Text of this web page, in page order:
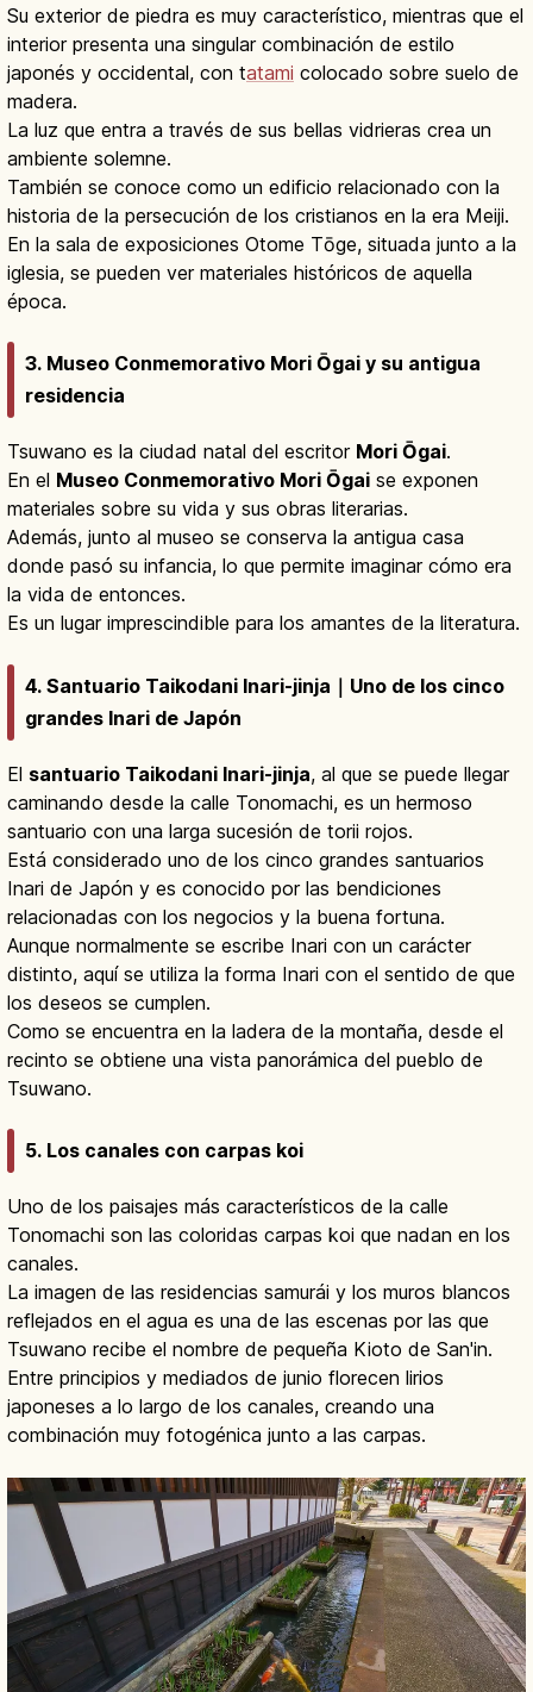
Su exterior de piedra es muy característico, mientras que el
interior presenta una singular combinación de estilo
japonés y occidental, con tatami colocado sobre suelo de
madera.
La luz que entra a través de sus bellas vidrieras crea un
ambiente solemne.
También se conoce como un edificio relacionado con la
historia de la persecución de los cristianos en la era Meiji.
En la sala de exposiciones Otome Tōge, situada junto a la
iglesia, se pueden ver materiales históricos de aquella
época.
3. Museo Conmemorativo Mori Ōgai y su antigua
residencia
Tsuwano es la ciudad natal del escritor Mori Ōgai.
En el Museo Conmemorativo Mori Ōgai se exponen
materiales sobre su vida y sus obras literarias.
Además, junto al museo se conserva la antigua casa
donde pasó su infancia, lo que permite imaginar cómo era
la vida de entonces.
Es un lugar imprescindible para los amantes de la literatura.
4. Santuario Taikodani Inari-jinja｜Uno de los cinco
grandes Inari de Japón
El santuario Taikodani Inari-jinja, al que se puede llegar
caminando desde la calle Tonomachi, es un hermoso
santuario con una larga sucesión de torii rojos.
Está considerado uno de los cinco grandes santuarios
Inari de Japón y es conocido por las bendiciones
relacionadas con los negocios y la buena fortuna.
Aunque normalmente se escribe Inari con un carácter
distinto, aquí se utiliza la forma Inari con el sentido de que
los deseos se cumplen.
Como se encuentra en la ladera de la montaña, desde el
recinto se obtiene una vista panorámica del pueblo de
Tsuwano.
5. Los canales con carpas koi
Uno de los paisajes más característicos de la calle
Tonomachi son las coloridas carpas koi que nadan en los
canales.
La imagen de las residencias samurái y los muros blancos
reflejados en el agua es una de las escenas por las que
Tsuwano recibe el nombre de pequeña Kioto de San'in.
Entre principios y mediados de junio florecen lirios
japoneses a lo largo de los canales, creando una
combinación muy fotogénica junto a las carpas.